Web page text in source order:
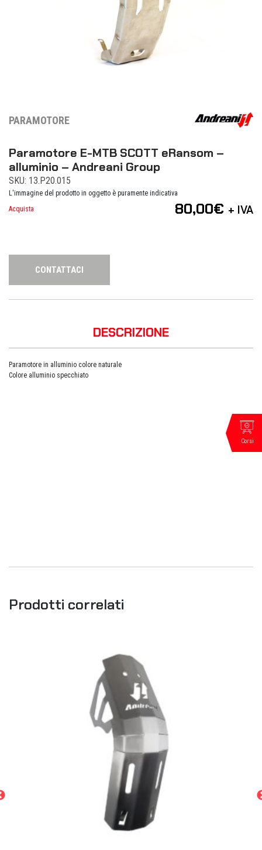
PARAMOTORE
Paramotore E-MTB SCOTT eRansom –
alluminio – Andreani Group
SKU: 13.P20.015
L'immagine del prodotto in oggetto è puramente indicativa
Acquista
80,00€ + IVA
CONTATTACI
DESCRIZIONE
Paramotore in alluminio colore naturale
Colore alluminio specchiato
Prodotti correlati
Corsi